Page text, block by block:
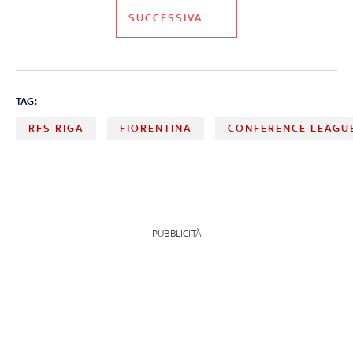
SUCCESSIVA
TAG:
RFS RIGA FIORENTINA CONFERENCE
PUBBLICITÀ